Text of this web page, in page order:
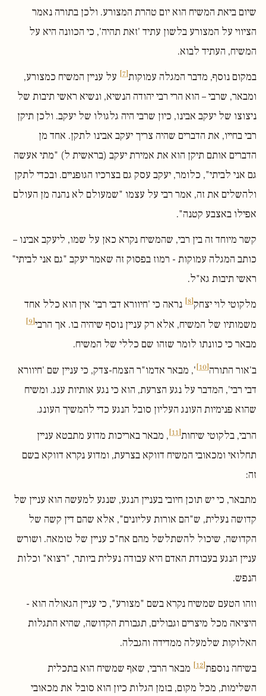
שיום ביאת המשיח הוא יום טהרת המצורע. ולכן בתורה נאמר
הציווי על המצורע בלשון עתיד 'זאת תהיה', כי הכוונה היא על
המשיח, העתיד לבוא.
במקום נוסף, מדבר המגלה עמוקות[7]
על עניין המשיח כמצורע,
ומבאר, שרבי – הוא הרי רבי יהודה הנשיא, ונשיא ראשי תיבות של
ניצוצו של יעקב אבינו, כיון שרבי היה גלגולו של יעקב. ולכן תיקן
רבי בחייו, את הדברים שהיה צריך יעקב אבינו לתקן. אחד מן
הדברים אותם תיקן הוא את אמירת יעקב (בראשית ל) "מתי אעשה
גם אני לביתי", כלומר, יעקב עסק גם בצרכיו הגופניים. ובכדי לתקן
ולהשלים את זה, אמר רבי על עצמו "שמעולם לא נהנה מן העולם
אפילו באצבע קטנה".
קשר מיוחד זה בין רבי, שהמשיח נקרא כאן על שמו, ליעקב אבינו –
כותב המגלה עמוקות - רמוז בפסוק זה שאמר יעקב "גם אני לביתי"
ראשי תיבות גא"ל.
מלקוטי לוי יצחק[8]
נראה כי 'חיוורא דבי רבי' אין הוא כלל אחד
משמותיו של המשיח, אלא רק עניין נוסף שיהיה בו. אך הרבי[9]
מבאר כי כוונתו לומר שזהו שם כללי של המשיח.
ב'אור התורה[10]
', מבאר אדמו"ר הצמח-צדק, כי עניין שם 'חיוורא
דבי רבי', המדבר על נגע הצרעת, הוא כי נגע אותיות ענג. ומשיח
שהוא פנימיות העונג העליון סובל הנגע כדי להמשיך העונג.
הרבי, בלקוטי שיחות[11]
, מבאר באריכות מדוע מתבטא עניין
תחלואי ומכאובי המשיח דווקא בצרעת, ומדוע נקרא דווקא בשם
זה:
מתבאר, כי יש תוכן חיובי בעניין הנגע, שנגע למעשה הוא עניין של
קדושה נעלית, ש"הם אורות עליונים", אלא שהם דין קשה של
הקדושה, שיכול להשתלשל מהם אח"כ עניין של טומאה. ושורש
עניין הנגע בעבודת האדם היא עבודה נעלית ביותר, "רצוא" וכלות
הנפש.
וזהו הטעם שמשיח נקרא בשם "מצורע", כי עניין הגאולה הוא -
היציאה מכל מיצרים וגבולים, תגבורת הקדושה, שהיא התגלות
האלוקות שלמעלה ממדידה והגבלה.
בשיחה נוספת[12]
מבאר הרבי, שאף שמשיח הוא בתכלית
השלימות, מכל מקום, בזמן הגלות כיון הוא סובל את מכאובי